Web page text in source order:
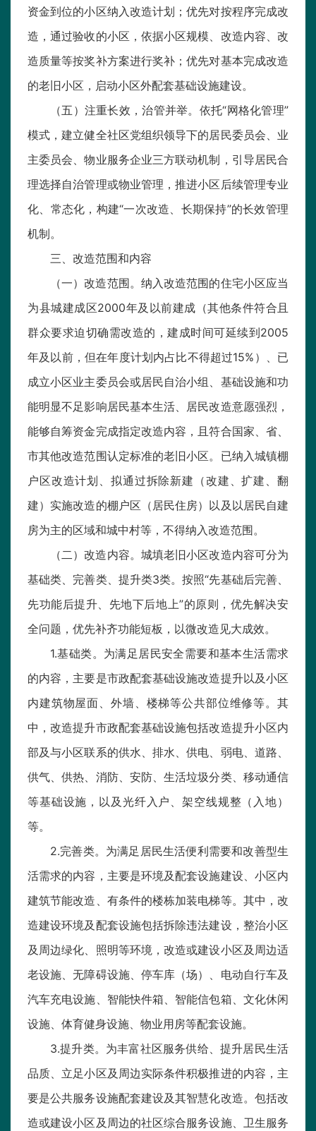
资金到位的小区纳入改造计划；优先对按程序完成改
造，通过验收的小区，依据小区规模、改造内容、改
造质量等按奖补方案进行奖补；优先对基本完成改造
的老旧小区，启动小区外配套基础设施建设。
（五）注重长效，治管并举。依托“网格化管理”
模式，建立健全社区党组织领导下的居民委员会、业
主委员会、物业服务企业三方联动机制，引导居民合
理选择自治管理或物业管理，推进小区后续管理专业
化、常态化，构建“一次改造、长期保持”的长效管理
机制。
三、改造范围和内容
（一）改造范围。纳入改造范围的住宅小区应当
为县城建成区2000年及以前建成（其他条件符合且
群众要求迫切确需改造的，建成时间可延续到2005
年及以前，但在年度计划内占比不得超过15%）、已
成立小区业主委员会或居民自治小组、基础设施和功
能明显不足影响居民基本生活、居民改造意愿强烈，
能够自筹资金完成指定改造内容，且符合国家、省、
市其他改造范围认定标准的老旧小区。已纳入城镇棚
户区改造计划、拟通过拆除新建（改建、扩建、翻
建）实施改造的棚户区（居民住房）以及以居民自建
房为主的区域和城中村等，不得纳入改造范围。
（二）改造内容。城填老旧小区改造内容可分为
基础类、完善类、提升类3类。按照“先基础后完善、
先功能后提升、先地下后地上”的原则，优先解决安
全问题，优先补齐功能短板，以微改造见大成效。
1.基础类。为满足居民安全需要和基本生活需求
的内容，主要是市政配套基础设施改造提升以及小区
内建筑物屋面、外墙、楼梯等公共部位维修等。其
中，改造提升市政配套基础设施包括改造提升小区内
部及与小区联系的供水、排水、供电、弱电、道路、
供气、供热、消防、安防、生活垃圾分类、移动通信
等基础设施，以及光纤入户、架空线规整（入地）
等。
2.完善类。为满足居民生活便利需要和改善型生
活需求的内容，主要是环境及配套设施建设、小区内
建筑节能改造、有条件的楼栋加装电梯等。其中，改
造建设环境及配套设施包括拆除违法建设，整治小区
及周边绿化、照明等环境，改造或建设小区及周边适
老设施、无障碍设施、停车库（场）、电动自行车及
汽车充电设施、智能快件箱、智能信包箱、文化休闲
设施、体育健身设施、物业用房等配套设施。
3.提升类。为丰富社区服务供给、提升居民生活
品质、立足小区及周边实际条件积极推进的内容，主
要是公共服务设施配套建设及其智慧化改造。包括改
造或建设小区及周边的社区综合服务设施、卫生服务